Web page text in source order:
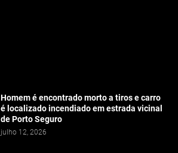
Homem é encontrado morto a tiros e carro
é localizado incendiado em estrada vicinal
de Porto Seguro
julho 12, 2026